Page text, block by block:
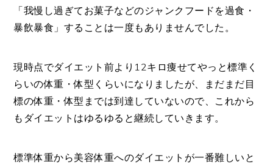
「我慢し過ぎてお菓子などのジャンクフードを過食・
暴飲暴食」することは一度もありませんでした。
現時点でダイエット前より12キロ痩せてやっと標準く
らいの体重・体型くらいになりましたが、まだまだ目
標の体重・体型までは到達していないので、これから
もダイエットはゆるゆると継続していきます。
標準体重から美容体重へのダイエットが一番難しいと